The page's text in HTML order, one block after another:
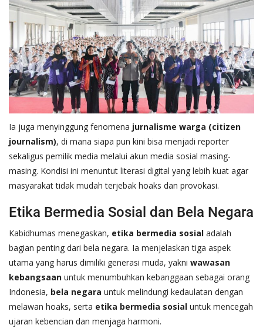
Ia juga menyinggung fenomena jurnalisme warga (citizen
journalism), di mana siapa pun kini bisa menjadi reporter
sekaligus pemilik media melalui akun media sosial masing-
masing. Kondisi ini menuntut literasi digital yang lebih kuat agar
masyarakat tidak mudah terjebak hoaks dan provokasi.
Etika Bermedia Sosial dan Bela Negara
Kabidhumas menegaskan, etika bermedia sosial adalah
bagian penting dari bela negara. Ia menjelaskan tiga aspek
utama yang harus dimiliki generasi muda, yakni wawasan
kebangsaan untuk menumbuhkan kebanggaan sebagai orang
Indonesia, bela negara untuk melindungi kedaulatan dengan
melawan hoaks, serta etika bermedia sosial untuk mencegah
ujaran kebencian dan menjaga harmoni.